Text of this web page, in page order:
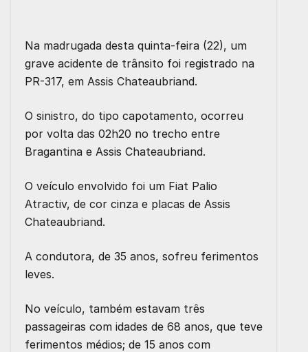
Na madrugada desta quinta-feira (22), um
grave acidente de trânsito foi registrado na
PR-317, em Assis Chateaubriand.
O sinistro, do tipo capotamento, ocorreu
por volta das 02h20 no trecho entre
Bragantina e Assis Chateaubriand.
O veículo envolvido foi um Fiat Palio
Atractiv, de cor cinza e placas de Assis
Chateaubriand.
A condutora, de 35 anos, sofreu ferimentos
leves.
No veículo, também estavam três
passageiras com idades de 68 anos, que teve
ferimentos médios; de 15 anos com